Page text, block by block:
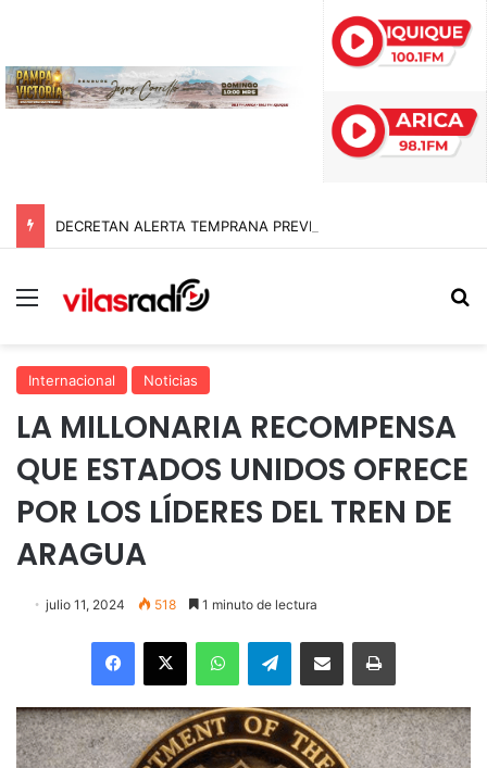
Menú
Internacional Noticias
LA MILLONARIA RECOMPENSA
QUE ESTADOS UNIDOS OFRECE
POR LOS LÍDERES DEL TREN DE
ARAGUA
julio 11, 2024 518 1 minuto de lectura
Facebook
X WhatsAppTelegramEnviar vía email Imprimir